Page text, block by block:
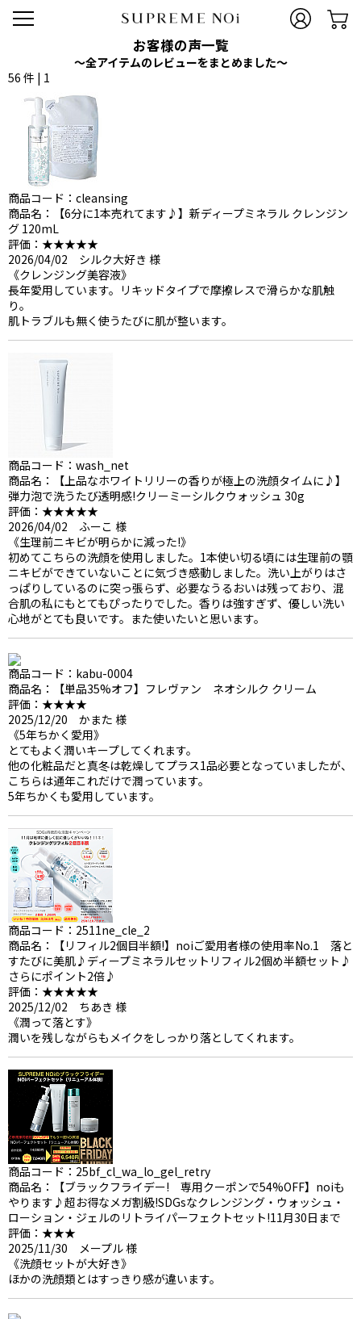
お客様の声一覧
〜全アイテムのレビューをまとめました〜
56 件 | 1
商品コード：cleansing
商品名：【6分に1本売れてます♪】新ディープミネラル クレンジン
グ 120mL
評価：★★★★★
2026/04/02 シルク大好き 様
《クレンジング美容液》
長年愛用しています。リキッドタイプで摩擦レスで滑らかな肌触
り。
肌トラブルも無く使うたびに肌が整います。
商品コード：wash_net
商品名：【上品なホワイトリリーの香りが極上の洗顔タイムに♪】
弾力泡で洗うたび透明感!クリーミーシルクウォッシュ 30g
評価：★★★★★
2026/04/02 ふーこ 様
《生理前ニキビが明らかに減った!》
初めてこちらの洗顔を使用しました。1本使い切る頃には生理前の顎
ニキビができていないことに気づき感動しました。洗い上がりはさ
っぱりしているのに突っ張らず、必要なうるおいは残っており、混
合肌の私にもとてもぴったりでした。香りは強すぎず、優しい洗い
心地がとても良いです。また使いたいと思います。
商品コード：kabu-0004
商品名：【単品35%オフ】フレヴァン ネオシルク クリーム
評価：★★★★
2025/12/20 かまた 様
《5年ちかく愛用》
とてもよく潤いキープしてくれます。
他の化粧品だと真冬は乾燥してプラス1品必要となっていましたが、
こちらは通年これだけで潤っています。
5年ちかくも愛用しています。
商品コード：2511ne_cle_2
商品名：【リフィル2個目半額!】noiご愛用者様の使用率No.1 落と
すたびに美肌♪ディープミネラルセットリフィル2個め半額セット♪
さらにポイント2倍♪
評価：★★★★★
2025/12/02 ちあき 様
《潤って落とす》
潤いを残しながらもメイクをしっかり落としてくれます。
商品コード：25bf_cl_wa_lo_gel_retry
商品名：【ブラックフライデー! 専用クーポンで54%OFF】noiも
やります♪超お得なメガ割級!SDGsなクレンジング・ウォッシュ・
ローション・ジェルのリトライパーフェクトセット!11月30日まで
評価：★★★
2025/11/30 メープル 様
《洗顔セットが大好き》
ほかの洗顔類とはすっきり感が違います。